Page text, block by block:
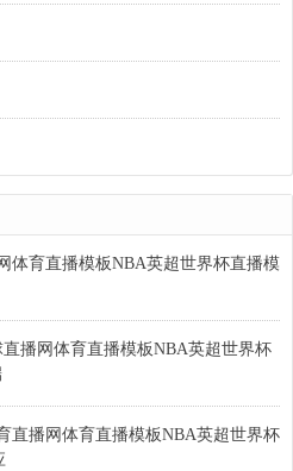
体育直播模板NBA英超世界杯直播模
直播网体育直播模板NBA英超世界杯
直播网体育直播模板NBA英超世界杯